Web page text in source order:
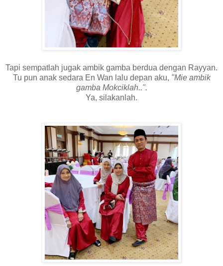
Tapi sempatlah jugak ambik gamba berdua dengan Rayyan.
Tu pun anak sedara En Wan lalu depan aku, "Mie ambik
gamba Mokciklah..".
Ya, silakanlah.